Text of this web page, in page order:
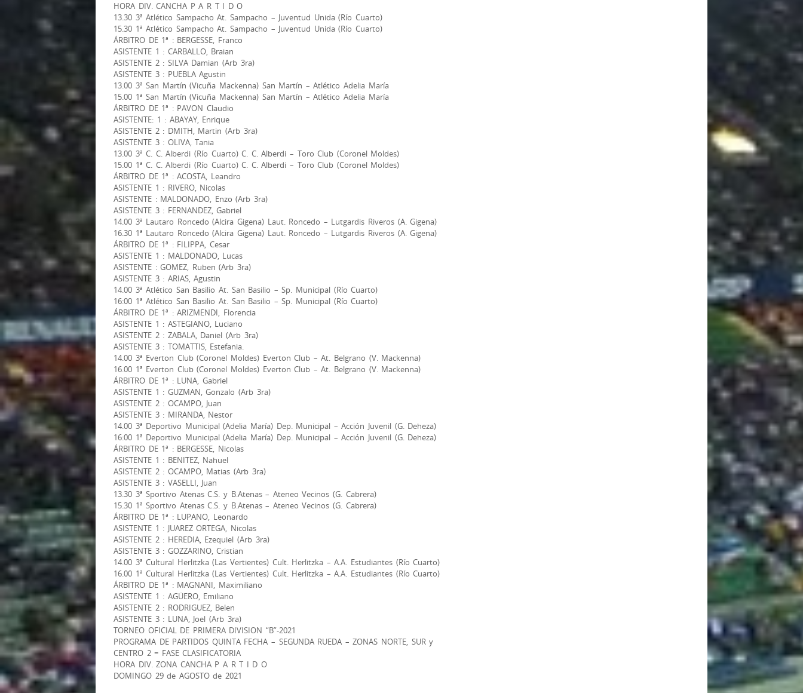
HORA DIV. CANCHA P A R T I D O
13.30 3ª Atlético Sampacho At. Sampacho – Juventud Unida (Río Cuarto)
15.30 1ª Atlético Sampacho At. Sampacho – Juventud Unida (Río Cuarto)
ÁRBITRO DE 1ª : BERGESSE, Franco
ASISTENTE 1 : CARBALLO, Braian
ASISTENTE 2 : SILVA Damian (Arb 3ra)
ASISTENTE 3 : PUEBLA Agustin
13.00 3ª San Martín (Vicuña Mackenna) San Martín – Atlético Adelia María
15.00 1ª San Martín (Vicuña Mackenna) San Martín – Atlético Adelia María
ÁRBITRO DE 1ª : PAVON Claudio
ASISTENTE: 1 : ABAYAY, Enrique
ASISTENTE 2 : DMITH, Martin (Arb 3ra)
ASISTENTE 3 : OLIVA, Tania
13.00 3ª C. C. Alberdi (Río Cuarto) C. C. Alberdi – Toro Club (Coronel Moldes)
15.00 1ª C. C. Alberdi (Río Cuarto) C. C. Alberdi – Toro Club (Coronel Moldes)
ÁRBITRO DE 1ª : ACOSTA, Leandro
ASISTENTE 1 : RIVERO, Nicolas
ASISTENTE : MALDONADO, Enzo (Arb 3ra)
ASISTENTE 3 : FERNANDEZ, Gabriel
14.00 3ª Lautaro Roncedo (Alcira Gigena) Laut. Roncedo – Lutgardis Riveros (A. Gigena)
16.30 1ª Lautaro Roncedo (Alcira Gigena) Laut. Roncedo – Lutgardis Riveros (A. Gigena)
ÁRBITRO DE 1ª : FILIPPA, Cesar
ASISTENTE 1 : MALDONADO, Lucas
ASISTENTE : GOMEZ, Ruben (Arb 3ra)
ASISTENTE 3 : ARIAS, Agustin
14.00 3ª Atlético San Basilio At. San Basilio – Sp. Municipal (Río Cuarto)
16:00 1ª Atlético San Basilio At. San Basilio – Sp. Municipal (Río Cuarto)
ÁRBITRO DE 1ª : ARIZMENDI, Florencia
ASISTENTE 1 : ASTEGIANO, Luciano
ASISTENTE 2 : ZABALA, Daniel (Arb 3ra)
ASISTENTE 3 : TOMATTIS, Estefania.
14.00 3ª Everton Club (Coronel Moldes) Everton Club – At. Belgrano (V. Mackenna)
16.00 1ª Everton Club (Coronel Moldes) Everton Club – At. Belgrano (V. Mackenna)
ÁRBITRO DE 1ª : LUNA, Gabriel
ASISTENTE 1 : GUZMAN, Gonzalo (Arb 3ra)
ASISTENTE 2 : OCAMPO, Juan
ASISTENTE 3 : MIRANDA, Nestor
14.00 3ª Deportivo Municipal (Adelia María) Dep. Municipal – Acción Juvenil (G. Deheza)
16:00 1ª Deportivo Municipal (Adelia María) Dep. Municipal – Acción Juvenil (G. Deheza)
ÁRBITRO DE 1ª : BERGESSE, Nicolas
ASISTENTE 1 : BENITEZ, Nahuel
ASISTENTE 2 : OCAMPO, Matias (Arb 3ra)
ASISTENTE 3 : VASELLI, Juan
13.30 3ª Sportivo Atenas C.S. y B.Atenas – Ateneo Vecinos (G. Cabrera)
15.30 1ª Sportivo Atenas C.S. y B.Atenas – Ateneo Vecinos (G. Cabrera)
ÁRBITRO DE 1ª : LUPANO, Leonardo
ASISTENTE 1 : JUAREZ ORTEGA, Nicolas
ASISTENTE 2 : HEREDIA, Ezequiel (Arb 3ra)
ASISTENTE 3 : GOZZARINO, Cristian
14.00 3ª Cultural Herlitzka (Las Vertientes) Cult. Herlitzka – A.A. Estudiantes (Río Cuarto)
16.00 1ª Cultural Herlitzka (Las Vertientes) Cult. Herlitzka – A.A. Estudiantes (Río Cuarto)
ÁRBITRO DE 1ª : MAGNANI, Maximiliano
ASISTENTE 1 : AGÜERO, Emiliano
ASISTENTE 2 : RODRIGUEZ, Belen
ASISTENTE 3 : LUNA, Joel (Arb 3ra)
TORNEO OFICIAL DE PRIMERA DIVISION “B”-2021
PROGRAMA DE PARTIDOS QUINTA FECHA – SEGUNDA RUEDA – ZONAS NORTE, SUR y
CENTRO 2 = FASE CLASIFICATORIA
HORA DIV. ZONA CANCHA P A R T I D O
DOMINGO 29 de AGOSTO de 2021